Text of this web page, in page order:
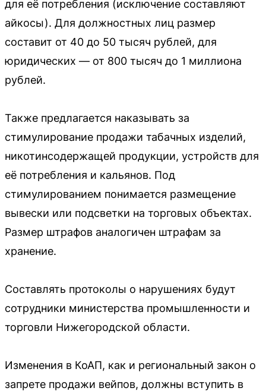
для её потребления (исключение составляют
айкосы). Для должностных лиц размер
составит от 40 до 50 тысяч рублей, для
юридических — от 800 тысяч до 1 миллиона
рублей.
Также предлагается наказывать за
стимулирование продажи табачных изделий,
никотинсодержащей продукции, устройств для
её потребления и кальянов. Под
стимулированием понимается размещение
вывески или подсветки на торговых объектах.
Размер штрафов аналогичен штрафам за
хранение.
Составлять протоколы о нарушениях будут
сотрудники министерства промышленности и
торговли Нижегородской области.
Изменения в КоАП, как и региональный закон о
запрете продажи вейпов, должны вступить в